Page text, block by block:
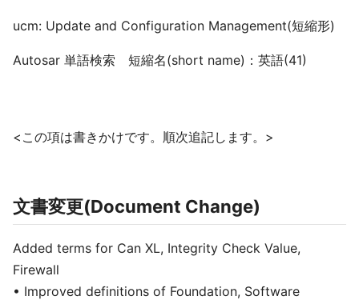
ucm: Update and Configuration Management(短縮形)
Autosar 単語検索 短縮名(short name)：英語(41)
<この項は書きかけです。順次追記します。>
文書変更(Document Change)
Added terms for Can XL, Integrity Check Value,
Firewall
• Improved definitions of Foundation, Software